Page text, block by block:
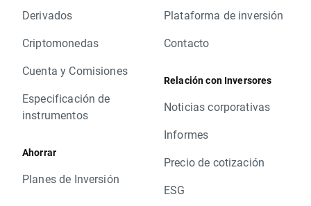
Derivados
Criptomonedas
Cuenta y Comisiones
Especificación de
instrumentos
Ahorrar
Planes de Inversión
Plataforma de inversión
Contacto
Relación con Inversores
Noticias corporativas
Informes
Precio de cotización
ESG